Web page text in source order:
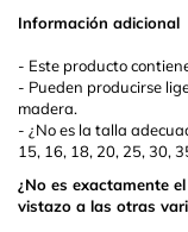
Información adicional
- Este producto
- Pueden producirse
madera.
- ¿No es la talla
15, 16, 18, 20, 25, 30,
¿No es exactamente
vistazo a las otras